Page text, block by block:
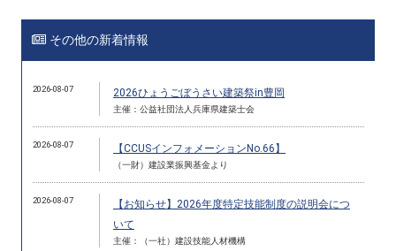
その他の新着情報
2026-08-07 2026ひょうごぼうさい建築祭in豊岡
主催：公益社団法人兵庫県建築士会
2026-08-07 【CCUSインフォメーションNo.66】
（一財）建設業振興基金より
2026-08-07
【お知らせ】2026年度特定技能制度の説明会につ
いて
主催：（一社）建設技能人材機構